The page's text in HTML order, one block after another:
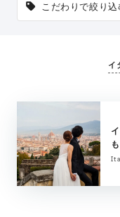
こだわりで絞り込
イ